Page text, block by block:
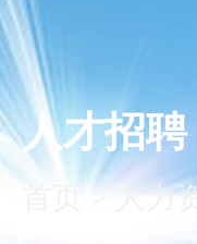
人才招聘
首页 > 人力